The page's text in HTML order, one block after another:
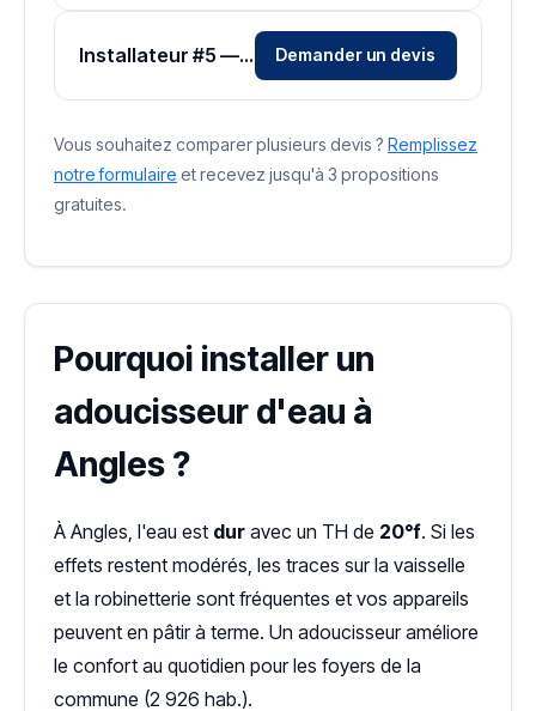
Installateur #5 — Zone Vendée Demander un devis
Vous souhaitez comparer plusieurs devis ? Remplissez
notre formulaire et recevez jusqu'à 3 propositions
gratuites.
Pourquoi installer un
adoucisseur d'eau à
Angles ?
À Angles, l'eau est dur avec un TH de 20°f. Si les
effets restent modérés, les traces sur la vaisselle
et la robinetterie sont fréquentes et vos appareils
peuvent en pâtir à terme. Un adoucisseur améliore
le confort au quotidien pour les foyers de la
commune (2 926 hab.).